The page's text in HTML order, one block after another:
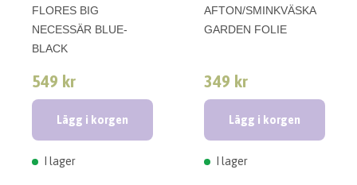
FLORES BIG
NECESSÄR BLUE-
BLACK
549 kr
Lägg i korgen
I lager
AFTON/SMINKVÄSKA
GARDEN FOLIE
349 kr
Lägg i korgen
I lager